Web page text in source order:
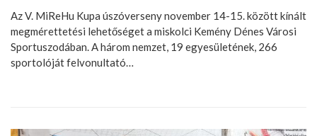
Az V. MiReHu Kupa úszóverseny november 14-15. között kínált
megmérettetési lehetőséget a miskolci Kemény Dénes Városi
Sportuszodában. A három nemzet, 19 egyesületének, 266
sportolóját felvonultató…